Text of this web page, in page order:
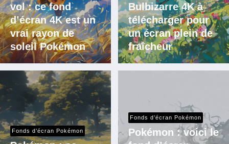
vol : ce fond
d’écran 4K est un
vrai rayon de
soleil Pokémon
Bulbizarre 4K à
télécharger pour
un écran plein de
fraîcheur
Fonds d’écran Pokémon
Fonds d’écran Pokémon
Pokémon : voici le